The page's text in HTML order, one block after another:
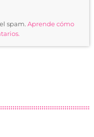
spam. Aprende cómo